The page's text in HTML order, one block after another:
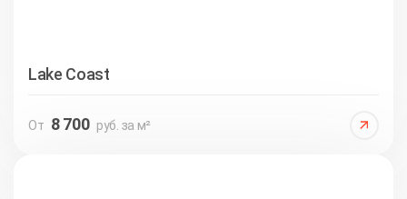
Lake Coast
От 8 700 руб. за м²